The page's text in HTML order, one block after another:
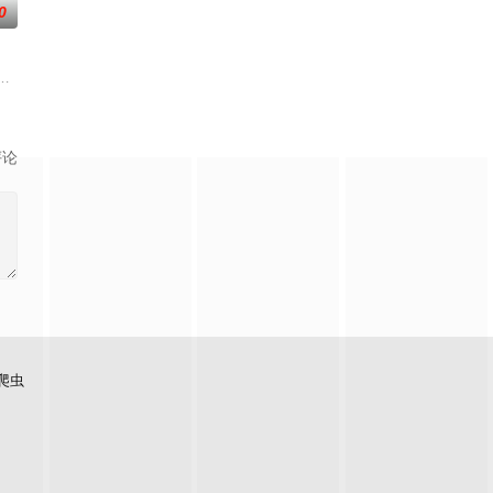
啡厅范
援助交际而发生的故事……
漠中。一条铁丝网将两个虚构国家分隔开来，而停战协议规定，双方各派一
论
虫